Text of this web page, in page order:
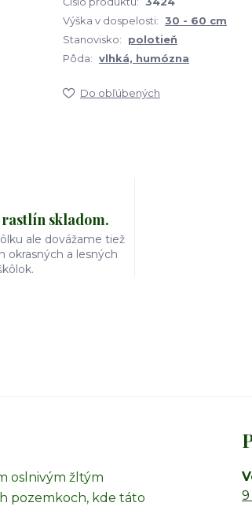
Výška v dospelosti: 30 - 60 cm
Stanovisko:
polotieň
Pôda: vlhká, humózna
Do obľúbených
skladom.
ale dovážame tiež
okrasných a lesných
oslnivým žltým
pozemkoch, kde táto
9